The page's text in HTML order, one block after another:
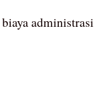
administrasi